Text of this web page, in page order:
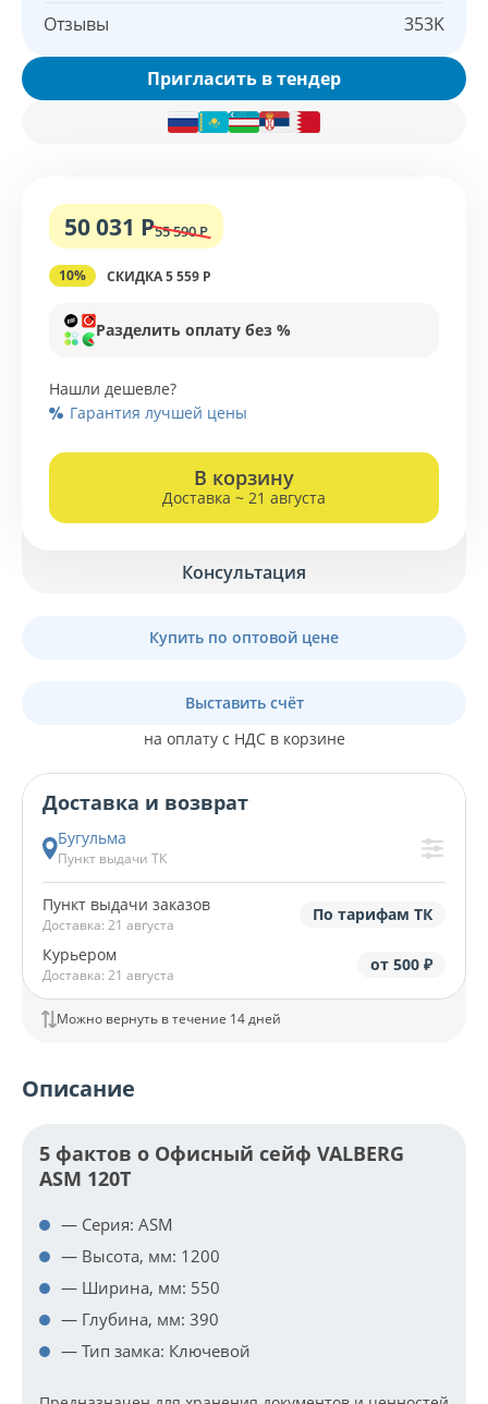
Отзывы
353K
Пригласить в тендер
50 031 Р55 590 Р
10% СКИДКА 5 559 Р
Разделить оплату без %
Нашли дешевле?
Гарантия лучшей цены
В корзину
Доставка ~ 21 августа
Консультация
Купить по оптовой цене
Выставить счёт
на оплату с НДС в корзине
Доставка и возврат
Бугульма
Пункт выдачи ТК
Пункт выдачи заказов
Доставка: 21 августа
По тарифам ТК
Курьером
Доставка: 21 августа
от 500 ₽
Можно вернуть в течение 14 дней
Описание
5 фактов о Офисный сейф VALBERG
ASM 120T
— Серия: ASM
— Высота, мм: 1200
— Ширина, мм: 550
— Глубина, мм: 390
— Тип замка: Ключевой